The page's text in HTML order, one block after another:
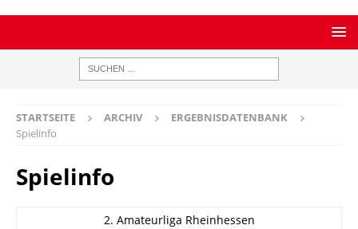
STARTSEITE ARCHIV
ERGEBNISDATENBANK
Spielinfo
Spielinfo
2. Amateurliga Rheinhessen